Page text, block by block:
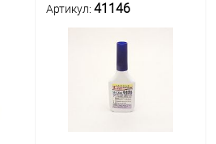
Артикул: 41146